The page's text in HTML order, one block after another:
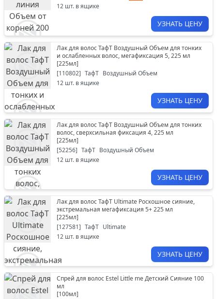
12 шт. в ящике
УЗНАТЬ ЦЕНУ
Лак для волос ТафТ Воздушный Объем для тонких
и ослабленных волос, мегафиксация 5, 225 мл
[225мл]
[110802] ТафТ Воздушный Объем
12 шт. в ящике
УЗНАТЬ ЦЕНУ
Лак для волос ТафТ Воздушный Объем для тонких
волос, сверхсильная фиксация 4, 225 мл
[225мл]
[52256] ТафТ Воздушный Объем
12 шт. в ящике
УЗНАТЬ ЦЕНУ
Лак для волос ТафТ Ultimate Роскошное сияние,
экстремальная мегафиксация 5+ 225 мл
[225мл]
[127581] ТафТ Ultimate
12 шт. в ящике
УЗНАТЬ ЦЕНУ
Спрей для волос Estel Little me Детский Сияние 100
мл
[100мл]